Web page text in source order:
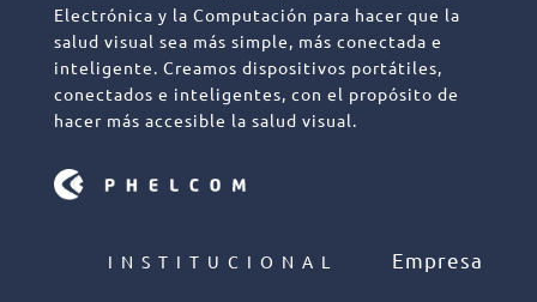
Electrónica y la Computación para hacer que la
salud visual sea más simple, más conectada e
inteligente. Creamos dispositivos portátiles,
conectados e inteligentes, con el propósito de
hacer más accesible la salud visual.
INSTITUCIONAL Empresa